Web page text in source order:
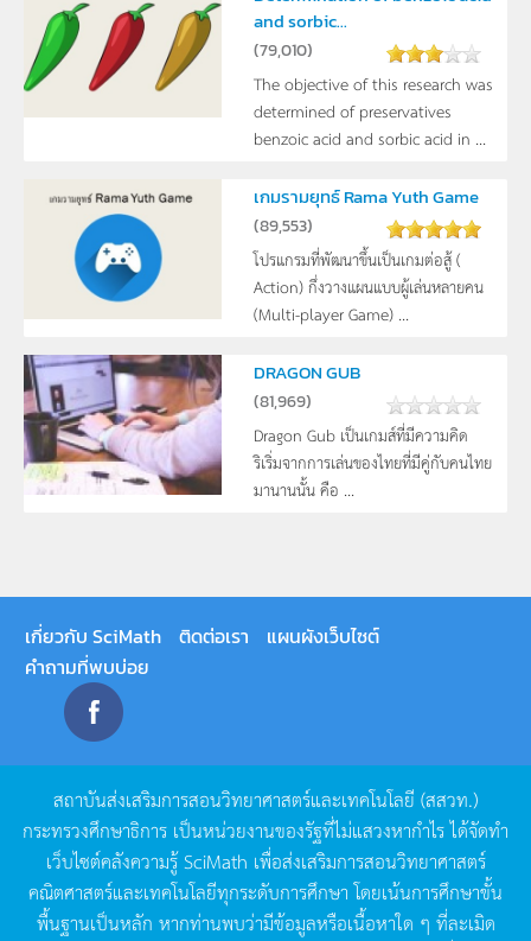
and sorbic...
(79,010)
The objective of this research was
determined of preservatives
benzoic acid and sorbic acid in ...
เกมรามยุทธ์ Rama Yuth Game
(89,553)
โปรแกรมที่พัฒนาขึ้นเป็นเกมต่อสู้ (
Action) กึ่งวางแผนแบบผู้เล่นหลายคน
(Multi-player Game) ...
DRAGON GUB
(81,969)
Dragon Gub เป็นเกมส์ที่มีความคิด
ริเริ่มจากการเล่นของไทยที่มีคู่กับคนไทย
มานานนั้น คือ ...
เกี่ยวกับ SciMath ติดต่อเรา
แผนผังเว็บไซต์
คำถามที่พบบ่อย
สถาบันส่งเสริมการสอนวิทยาศาสตร์และเทคโนโลยี (สสวท.)
กระทรวงศึกษาธิการ เป็นหน่วยงานของรัฐที่ไม่แสวงหากำไรได้จัดทำ
เว็บไซต์คลังความรู้SciMath เพื่อส่งเสริมการสอนวิทยาศาสตร์
คณิตศาสตร์และเทคโนโลยีทุกระดับการศึกษา โดยเน้นการศึกษาขั้น
พื้นฐานเป็นหลัก หากท่านพบว่ามีข้อมูลหรือเนื้อหาใด ๆ ที่ละเมิด